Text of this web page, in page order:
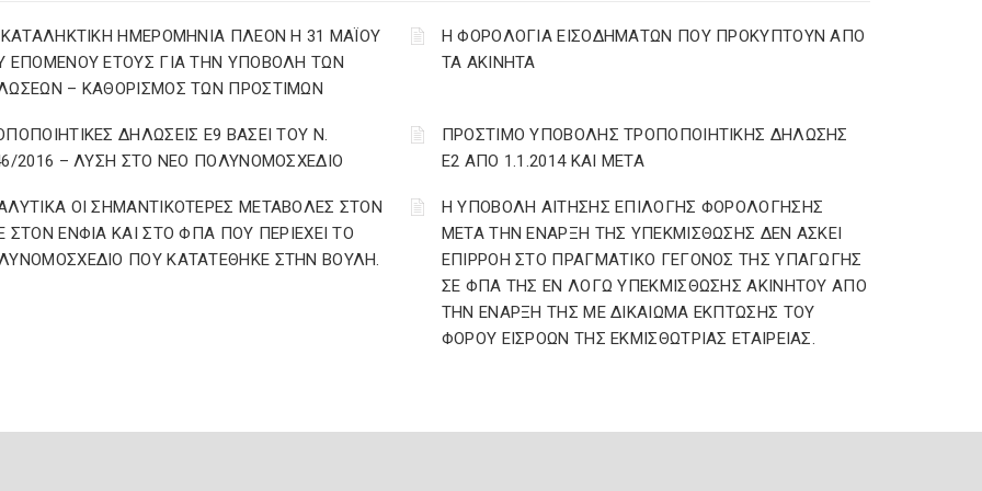
ΚΑΤΑΛΗΚΤΙΚΗ ΗΜΕΡΟΜΗΝΙΑ ΠΛΕΟΝ Η 31 ΜΑΪΟΥ
ΕΠΟΜΕΝΟΥ ΕΤΟΥΣ ΓΙΑ ΤΗΝ ΥΠΟΒΟΛΗ ΤΩΝ
– ΚΑΘΟΡΙΣΜΟΣ ΤΩΝ ΠΡΟΣΤΙΜΩΝ
Η ΦΟΡΟΛΟΓΙΑ ΕΙΣΟΔΗΜΑΤΩΝ ΠΟΥ ΠΡΟΚΥΠΤΟΥΝ ΑΠΟ
ΤΑ ΑΚΙΝΗΤΑ
ΔΗΛΩΣΕΙΣ Ε9 ΒΑΣΕΙ ΤΟΥ Ν.
2016 – ΛΥΣΗ ΣΤΟ ΝΕΟ ΠΟΛΥΝΟΜΟΣΧΕΔΙΟ
ΠΡΟΣΤΙΜΟ ΥΠΟΒΟΛΗΣ ΤΡΟΠΟΠΟΙΗΤΙΚΗΣ ΔΗΛΩΣΗΣ
Ε2 ΑΠΟ 1.1.2014 ΚΑΙ ΜΕΤΑ
ΟΙ ΣΗΜΑΝΤΙΚΟΤΕΡΕΣ ΜΕΤΑΒΟΛΕΣ ΣΤΟΝ
ΣΤΟΝ ΕΝΦΙΑ ΚΑΙ ΣΤΟ ΦΠΑ ΠΟΥ ΠΕΡΙΕΧΕΙ ΤΟ
ΠΟΥ ΚΑΤΑΤΕΘΗΚΕ ΣΤΗΝ ΒΟΥΛΗ.
Η ΥΠΟΒΟΛΗ ΑΙΤΗΣΗΣ ΕΠΙΛΟΓΗΣ ΦΟΡΟΛΟΓΗΣΗΣ
ΜΕΤΑ ΤΗΝ ΕΝΑΡΞΗ ΤΗΣ ΥΠΕΚΜΙΣΘΩΣΗΣ ΔΕΝ ΑΣΚΕΙ
ΕΠΙΡΡΟΗ ΣΤΟ ΠΡΑΓΜΑΤΙΚΟ ΓΕΓΟΝΟΣ ΤΗΣ ΥΠΑΓΩΓΗΣ
ΣΕ ΦΠΑ ΤΗΣ ΕΝ ΛΟΓΩ ΥΠΕΚΜΙΣΘΩΣΗΣ ΑΚΙΝΗΤΟΥ ΑΠΟ
ΤΗΝ ΕΝΑΡΞΗ ΤΗΣ ΜΕ ΔΙΚΑΙΩΜΑ ΕΚΠΤΩΣΗΣ ΤΟΥ
ΦΟΡΟΥ ΕΙΣΡΟΩΝ ΤΗΣ ΕΚΜΙΣΘΩΤΡΙΑΣ ΕΤΑΙΡΕΙΑΣ.